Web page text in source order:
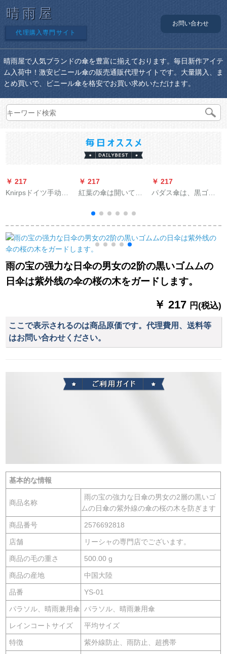
晴雨屋
代理購入専門サイト
お問い合わせ
晴雨屋で人気ブランドの傘を豊富に揃えております。毎日新作アイテ
ム入荷中！激安ビニール傘の販売通販代理サイトです。大量購入、ま
とめ買いで、ビニール傘を格安でお買い求めいただけます。
￥ 217
Knirpsドイツ手动三
け止めパンソール
￥ 217
紅葉の傘は開いてい
動傘を畳にします。
男性の創意的なビジ
ネの折り畳み傘は黒
です。
￥ 217
パダス傘は、黒ゴム
ビジネ晴雨兼用傘
31830 E紺色です。
雨の宝の强力な日伞の男女の2阶の黒いゴムムの
日伞は紫外线の伞の桜の木をガードします。
￥ 217 円(税込)
ここで表示されるのは商品原価です。代理費用、送料等
はお問い合わせください。
基本的な情報
商品名称
雨の宝の強力な日傘の男女の2層の黒いゴ
ムの日傘の紫外線の傘の桜の木を防ぎます
商品番号 2576692818
店舗 リーシャの専門店でございます。
商品の毛の重さ 500.00 g
商品の産地 中国大陸
品番 YS-01
パラソル、晴雨兼用傘 パラソル、晴雨兼用傘
レインコートサイズ 平均サイズ
特徴 紫外線防止、雨防止、超携帯